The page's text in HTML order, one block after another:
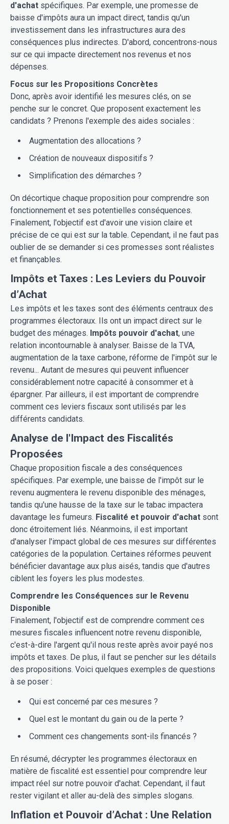
d'achat spécifiques. Par exemple, une promesse de
baisse d'impôts aura un impact direct, tandis qu'un
investissement dans les infrastructures aura des
conséquences plus indirectes. D'abord, concentrons-nous
sur ce qui impacte directement nos revenus et nos
dépenses.
Focus sur les Propositions Concrètes
Donc, après avoir identifié les mesures clés, on se
penche sur le concret. Que proposent exactement les
candidats ? Prenons l'exemple des aides sociales :
Augmentation des allocations ?
Création de nouveaux dispositifs ?
Simplification des démarches ?
On décortique chaque proposition pour comprendre son
fonctionnement et ses potentielles conséquences.
Finalement, l'objectif est d'avoir une vision claire et
précise de ce qui est sur la table. Cependant, il ne faut pas
oublier de se demander si ces promesses sont réalistes
et finançables.
Impôts et Taxes : Les Leviers du Pouvoir
d’Achat
Les impôts et les taxes sont des éléments centraux des
programmes électoraux. Ils ont un impact direct sur le
budget des ménages. Impôts pouvoir d'achat, une
relation incontournable à analyser. Baisse de la TVA,
augmentation de la taxe carbone, réforme de l'impôt sur le
revenu... Autant de mesures qui peuvent influencer
considérablement notre capacité à consommer et à
épargner. Par ailleurs, il est important de comprendre
comment ces leviers fiscaux sont utilisés par les
différents candidats.
Analyse de l'Impact des Fiscalités
Proposées
Chaque proposition fiscale a des conséquences
spécifiques. Par exemple, une baisse de l'impôt sur le
revenu augmentera le revenu disponible des ménages,
tandis qu'une hausse de la taxe sur le tabac impactera
davantage les fumeurs. Fiscalité et pouvoir d'achat sont
donc étroitement liés. Néanmoins, il est important
d'analyser l'impact global de ces mesures sur différentes
catégories de la population. Certaines réformes peuvent
bénéficier davantage aux plus aisés, tandis que d'autres
ciblent les foyers les plus modestes.
Comprendre les Conséquences sur le Revenu
Disponible
Finalement, l'objectif est de comprendre comment ces
mesures fiscales influencent notre revenu disponible,
c'est-à-dire l'argent qu'il nous reste après avoir payé nos
impôts et taxes. De plus, il faut se pencher sur les détails
des propositions. Voici quelques exemples de questions
à se poser :
Qui est concerné par ces mesures ?
Quel est le montant du gain ou de la perte ?
Comment ces changements sont-ils financés ?
En résumé, décrypter les programmes électoraux en
matière de fiscalité est essentiel pour comprendre leur
impact réel sur notre pouvoir d'achat. Cependant, il faut
rester vigilant et aller au-delà des simples slogans.
Inflation et Pouvoir d’Achat : Une Relation